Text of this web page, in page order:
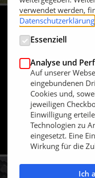
10.12.2025
Honda erweitert
kabellose Modelle
verwendet werden,
Datenschutzerklärung
Essenziell
Analyse und
Auf unserer
eingebundenen
Cookies und,
jeweiligen
Einwilligung
Technologien zu
eingesetzt. Eine
Wirkung für die
Ich